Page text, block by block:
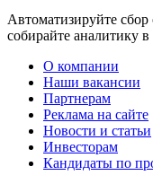
Автоматизируйте сбор
собирайте аналитику в
О компании
Наши вакансии
Партнерам
Реклама на сайте
Новости и статьи
Инвесторам
Кандидаты по